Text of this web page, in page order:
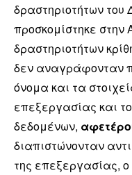
δραστηριοτήτων
προσκομίστηκε
δραστηριοτήτων
δεν αναγράφονταν
όνομα και τα
επεξεργασίας και
δεδομένων,
διαπιστώνονταν
της επεξεργασίας,